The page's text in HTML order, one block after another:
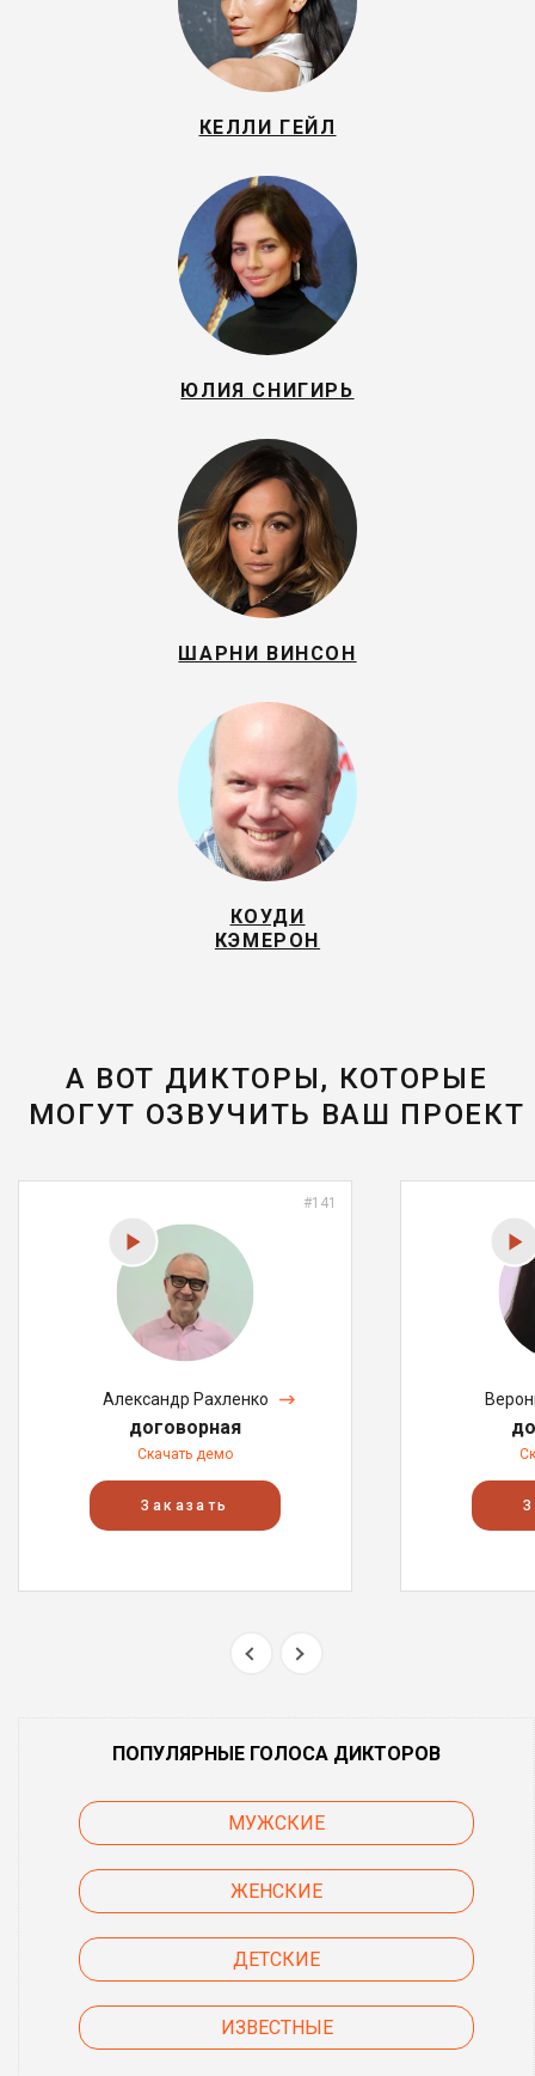
КЕЛЛИ ГЕЙЛ
ЮЛИЯ СНИГИРЬ
ШАРНИ ВИНСОН
КОУДИ
КЭМЕРОН
А ВОТ ДИКТОРЫ, КОТОРЫЕ
МОГУТ ОЗВУЧИТЬ ВАШ ПРОЕКТ
#141
Александр Рахленко
договорная
Скачать демо
Заказать
ПОПУЛЯРНЫЕ ГОЛОСА ДИКТОРОВ
МУЖСКИЕ
ЖЕНСКИЕ
ДЕТСКИЕ
ИЗВЕСТНЫЕ